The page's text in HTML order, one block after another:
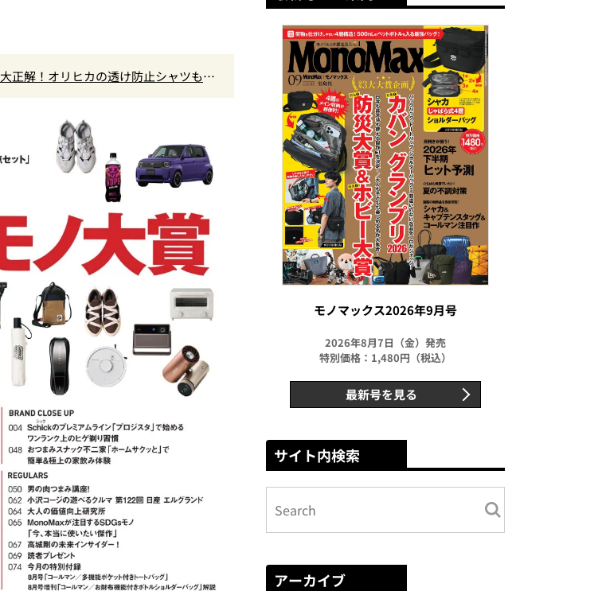
正解！オリヒカの透け防止シャツも優
モノマックス2026年9月号
2026年8月7日（金）発売
特別価格：1,480円（税込）
最新号を見る
サイト内検索
アーカイブ